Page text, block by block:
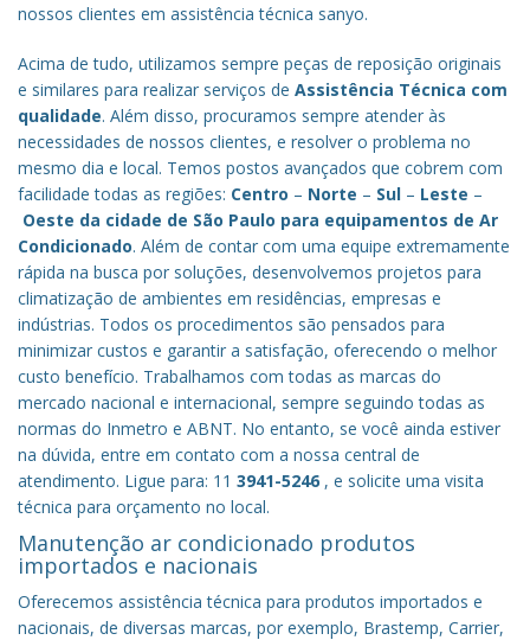
nossos clientes em assistência técnica sanyo.
Acima de tudo, utilizamos sempre peças de reposição originais
e similares para realizar serviços de Assistência Técnica com
qualidade. Além disso, procuramos sempre atender às
necessidades de nossos clientes, e resolver o problema no
mesmo dia e local. Temos postos avançados que cobrem com
facilidade todas as regiões: Centro – Norte – Sul – Leste –
Oeste da cidade de São Paulo para equipamentos de Ar
Condicionado. Além de contar com uma equipe extremamente
rápida na busca por soluções, desenvolvemos projetos para
climatização de ambientes em residências, empresas e
indústrias. Todos os procedimentos são pensados para
minimizar custos e garantir a satisfação, oferecendo o melhor
custo benefício. Trabalhamos com todas as marcas do
mercado nacional e internacional, sempre seguindo todas as
normas do Inmetro e ABNT. No entanto, se você ainda estiver
na dúvida, entre em contato com a nossa central de
atendimento. Ligue para: 11 3941-5246 , e solicite uma visita
técnica para orçamento no local.
Manutenção ar condicionado produtos
importados e nacionais
Oferecemos assistência técnica para produtos importados e
nacionais, de diversas marcas, por exemplo, Brastemp, Carrier,